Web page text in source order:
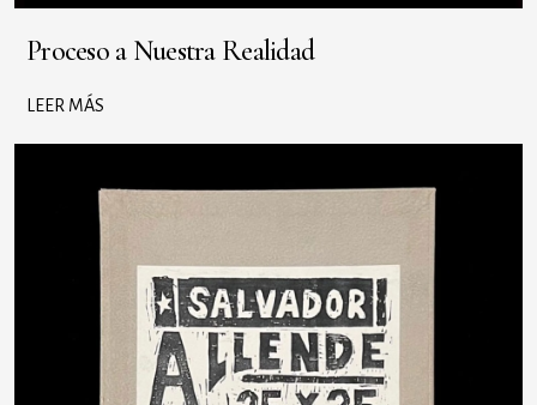
Proceso a Nuestra Realidad
LEER MÁS